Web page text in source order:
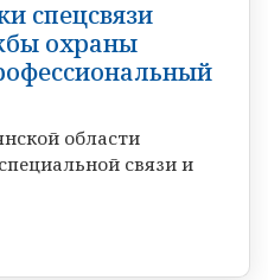
спецсвязи
охраны
области
связи и